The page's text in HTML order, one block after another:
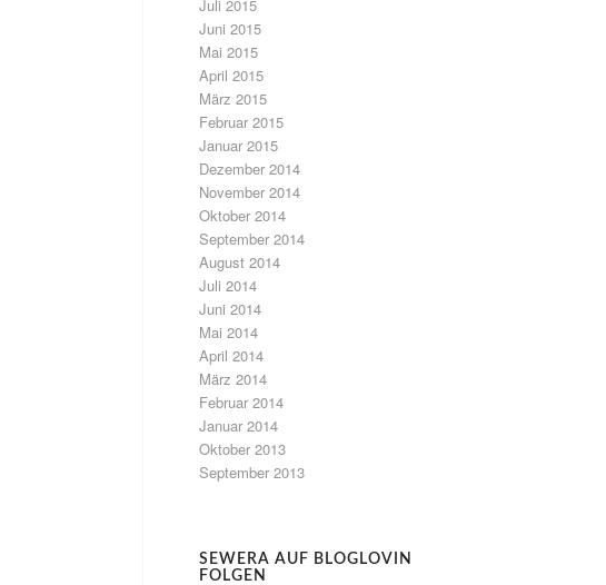
Juli 2015
Juni 2015
Mai 2015
April 2015
März 2015
Februar 2015
Januar 2015
Dezember 2014
November 2014
Oktober 2014
September 2014
August 2014
Juli 2014
Juni 2014
Mai 2014
April 2014
März 2014
Februar 2014
Januar 2014
Oktober 2013
September 2013
SEWERA AUF BLOGLOVIN
FOLGEN